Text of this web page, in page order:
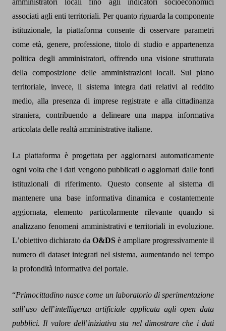
amministratori locali fino agli indicatori socioeconomici
associati agli enti territoriali. Per quanto riguarda la componente
istituzionale, la piattaforma consente di osservare parametri
come età, genere, professione, titolo di studio e appartenenza
politica degli amministratori, offrendo una visione strutturata
della composizione delle amministrazioni locali. Sul piano
territoriale, invece, il sistema integra dati relativi al reddito
medio, alla presenza di imprese registrate e alla cittadinanza
straniera, contribuendo a delineare una mappa informativa
articolata delle realtà amministrative italiane.
La piattaforma è progettata per aggiornarsi automaticamente
ogni volta che i dati vengono pubblicati o aggiornati dalle fonti
istituzionali di riferimento. Questo consente al sistema di
mantenere una base informativa dinamica e costantemente
aggiornata, elemento particolarmente rilevante quando si
analizzano fenomeni amministrativi e territoriali in evoluzione.
L’obiettivo dichiarato da O&DS è ampliare progressivamente il
numero di dataset integrati nel sistema, aumentando nel tempo
la profondità informativa del portale.
“Primocittadino nasce come un laboratorio di sperimentazione
sull’uso dell’intelligenza artificiale applicata agli open data
pubblici. Il valore dell’iniziativa sta nel dimostrare che i dati